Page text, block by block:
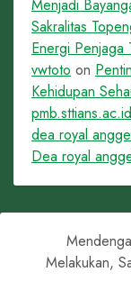
Menjadi
Sakralitas
Energi Penjaga
vwtoto on
Kehidupan
pmb.sttians.ac.id
dea royal
Dea royal
Melakukan,